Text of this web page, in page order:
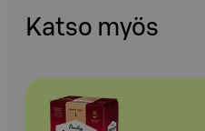
Katso myös